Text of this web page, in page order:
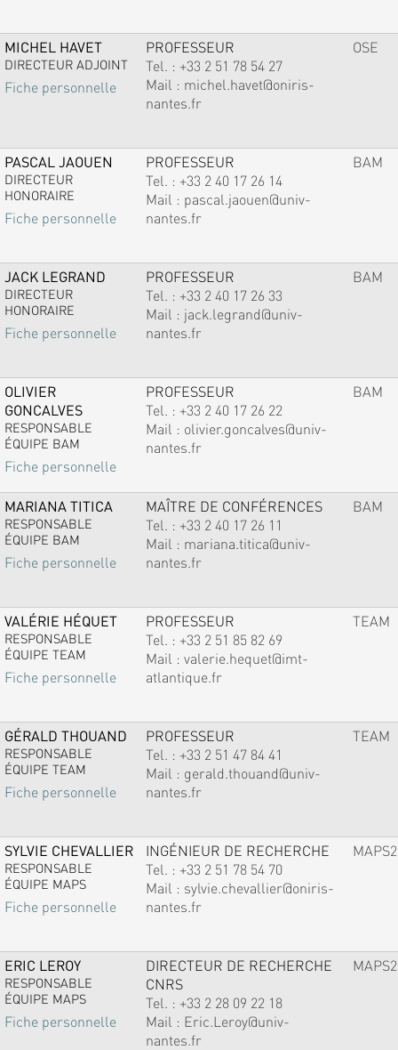
MICHEL HAVET
DIRECTEUR ADJOINT
Fiche personnelle
PROFESSEUR
Tel. : +33 2 51 78 54 27
Mail : michel.havet@oniris-
nantes.fr
OSE
PASCAL JAOUEN
DIRECTEUR
HONORAIRE
Fiche personnelle
PROFESSEUR
Tel. : +33 2 40 17 26 14
Mail : pascal.jaouen@univ-
nantes.fr
BAM
JACK LEGRAND
DIRECTEUR
HONORAIRE
Fiche personnelle
PROFESSEUR
Tel. : +33 2 40 17 26 33
Mail : jack.legrand@univ-
nantes.fr
BAM
OLIVIER
GONCALVES
RESPONSABLE
ÉQUIPE BAM
Fiche personnelle
PROFESSEUR
Tel. : +33 2 40 17 26 22
Mail : olivier.goncalves@univ-
nantes.fr
BAM
MARIANA TITICA
RESPONSABLE
ÉQUIPE BAM
Fiche personnelle
MAÎTRE DE CONFÉRENCES
Tel. : +33 2 40 17 26 11
Mail : mariana.titica@univ-
nantes.fr
BAM
VALÉRIE HÉQUET
RESPONSABLE
ÉQUIPE TEAM
Fiche personnelle
PROFESSEUR
Tel. : +33 2 51 85 82 69
Mail : valerie.hequet@imt-
atlantique.fr
TEAM
GÉRALD THOUAND
RESPONSABLE
ÉQUIPE TEAM
Fiche personnelle
PROFESSEUR
Tel. : +33 2 51 47 84 41
Mail : gerald.thouand@univ-
nantes.fr
TEAM
SYLVIE CHEVALLIER
RESPONSABLE
ÉQUIPE MAPS
Fiche personnelle
INGÉNIEUR DE RECHERCHE
Tel. : +33 2 51 78 54 70
Mail : sylvie.chevallier@oniris-
nantes.fr
MAPS2
ERIC LEROY
RESPONSABLE
ÉQUIPE MAPS
Fiche personnelle
DIRECTEUR DE RECHERCHE
CNRS
Tel. : +33 2 28 09 22 18
Mail : Eric.Leroy@univ-
nantes.fr
MAPS2